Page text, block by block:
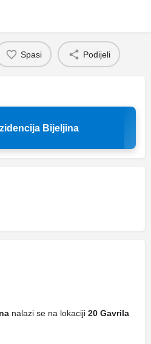
Spasi Podijeli
Bijeljina
nalazi se na lokaciji 20 Gavrila